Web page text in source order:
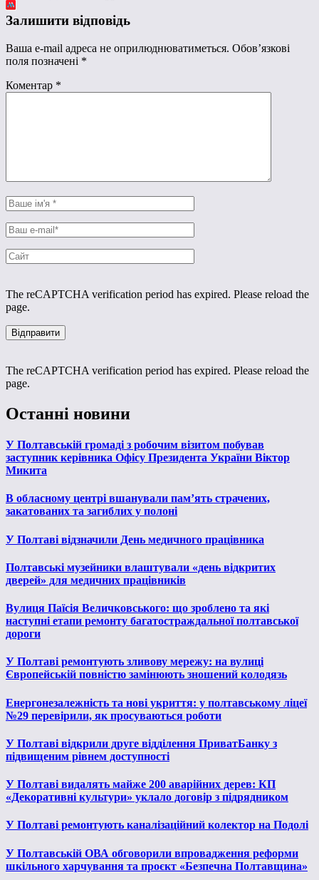
Залишити відповідь
Ваша e-mail адреса не оприлюднюватиметься. Обов’язкові
поля позначені *
Коментар *
The reCAPTCHA verification period has expired. Please reload the
page.
The reCAPTCHA verification period has expired. Please reload the
page.
Останні новини
У Полтавській громаді з робочим візитом побував
заступник керівника Офісу Президента України Віктор
Микита
В обласному центрі вшанували пам’ять страчених,
закатованих та загиблих у полоні
У Полтаві відзначили День медичного працівника
Полтавські музейники влаштували «день відкритих
дверей» для медичних працівників
Вулиця Паїсія Величковського: що зроблено та які
наступні етапи ремонту багатостраждальної полтавської
дороги
У Полтаві ремонтують зливову мережу: на вулиці
Європейській повністю замінюють зношений колодязь
Енергонезалежність та нові укриття: у полтавському ліцеї
№29 перевірили, як просуваються роботи
У Полтаві відкрили друге відділення ПриватБанку з
підвищеним рівнем доступності
У Полтаві видалять майже 200 аварійних дерев: КП
«Декоративні культури» уклало договір з підрядником
У Полтаві ремонтують каналізаційний колектор на Подолі
У Полтавській ОВА обговорили впровадження реформи
шкільного харчування та проєкт «Безпечна Полтавщина»